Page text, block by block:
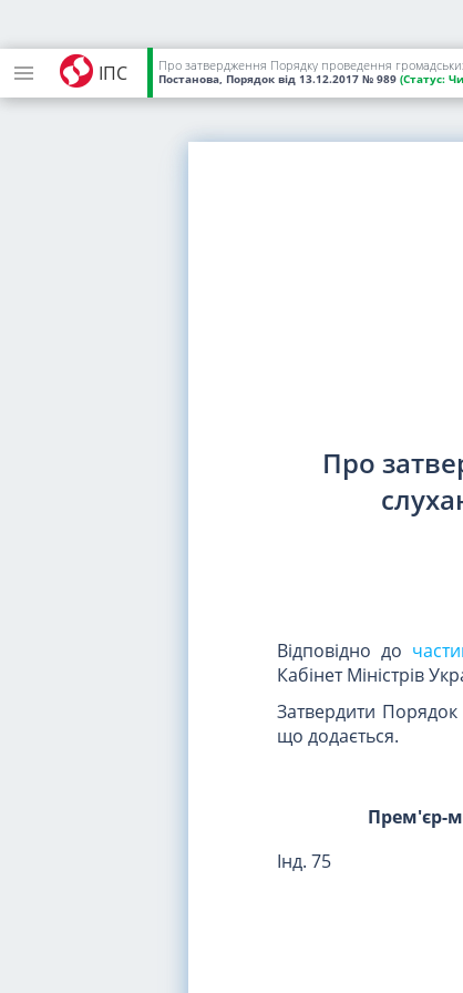
ІПС Про затвердження Порядку проведення
Постанова, Порядок від 13.12.2017 № 989 (Статус:
Про
Відповідно до
Кабінет Міністрів
Затвердити
що додається.
Прем'єр-
Інд. 75